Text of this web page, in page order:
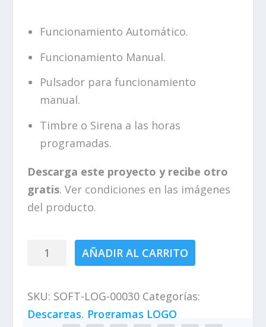
1
5
,
0
0
€
0
0
€
.
Funcionamiento Automático.
Funcionamiento Manual.
Pulsador para funcionamiento
manual.
Timbre o Sirena a las horas
programadas.
Descarga este proyecto y recibe otro
gratis. Ver condiciones en las imágenes
del producto.
Timbre
8
cantidad
AÑADIR AL CARRITO
SKU: SOFT-LOG-00030 Categorías:
Descargas, Programas LOGO